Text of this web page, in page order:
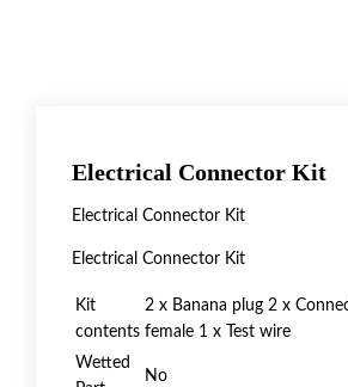
Electrical Connector Kit
Electrical Connector Kit
Electrical Connector Kit
Kit
contents
2 x Banana plug 2 x
female 1 x Test wire
Wetted
No